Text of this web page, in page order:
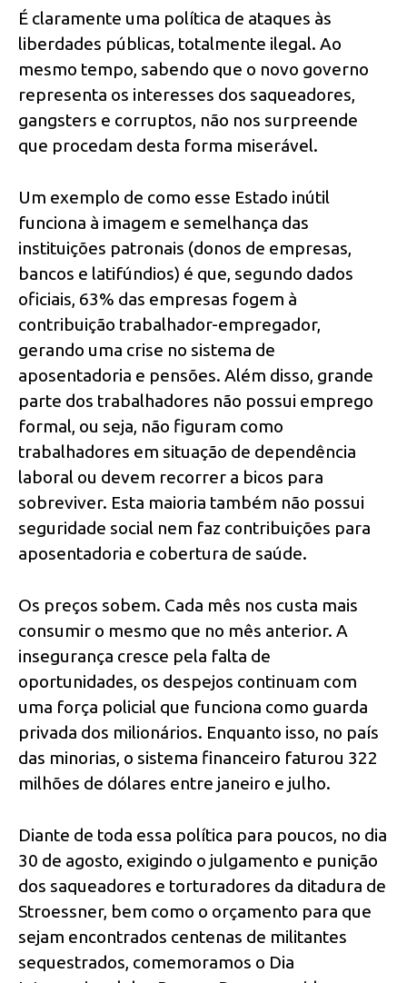
É claramente uma política de ataques às
liberdades públicas, totalmente ilegal. Ao
mesmo tempo, sabendo que o novo governo
representa os interesses dos saqueadores,
gangsters e corruptos, não nos surpreende
que procedam desta forma miserável.
Um exemplo de como esse Estado inútil
funciona à imagem e semelhança das
instituições patronais (donos de empresas,
bancos e latifúndios) é que, segundo dados
oficiais, 63% das empresas fogem à
contribuição trabalhador-empregador,
gerando uma crise no sistema de
aposentadoria e pensões. Além disso, grande
parte dos trabalhadores não possui emprego
formal, ou seja, não figuram como
trabalhadores em situação de dependência
laboral ou devem recorrer a bicos para
sobreviver. Esta maioria também não possui
seguridade social nem faz contribuições para
aposentadoria e cobertura de saúde.
Os preços sobem. Cada mês nos custa mais
consumir o mesmo que no mês anterior. A
insegurança cresce pela falta de
oportunidades, os despejos continuam com
uma força policial que funciona como guarda
privada dos milionários. Enquanto isso, no país
das minorias, o sistema financeiro faturou 322
milhões de dólares entre janeiro e julho.
Diante de toda essa política para poucos, no dia
30 de agosto, exigindo o julgamento e punição
dos saqueadores e torturadores da ditadura de
Stroessner, bem como o orçamento para que
sejam encontrados centenas de militantes
sequestrados, comemoramos o Dia